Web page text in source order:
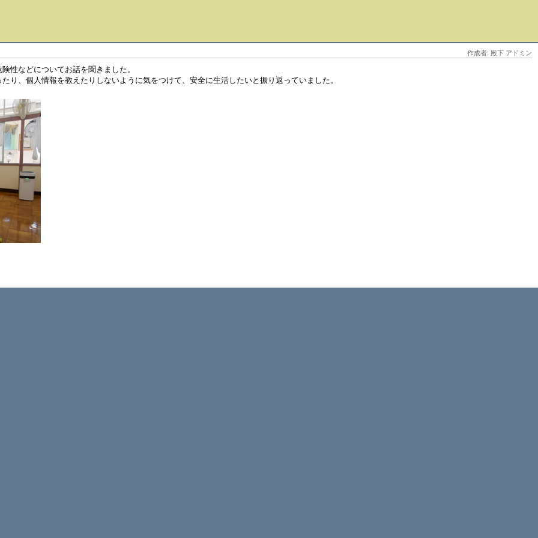
作成者: 殿下 アドミン
性などについてお話を聞きました。
り、個人情報を教えたりしないように気をつけて、安全に生活したいと振り返っていました。